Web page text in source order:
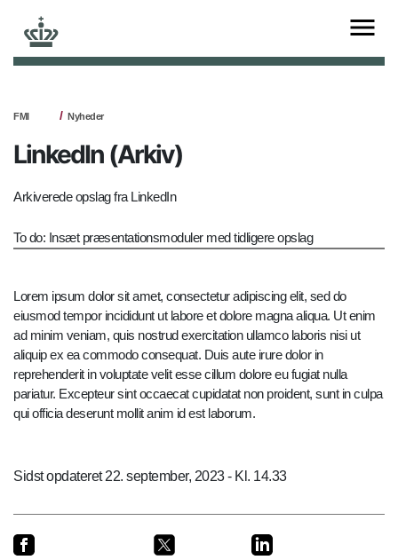
FMI Nyheder
LinkedIn (Arkiv)
Arkiverede opslag fra LinkedIn
To do: Insæt præsentationsmoduler med tidligere opslag
Lorem ipsum dolor sit amet, consectetur adipiscing elit, sed do
eiusmod tempor incididunt ut labore et dolore magna aliqua. Ut enim
ad minim veniam, quis nostrud exercitation ullamco laboris nisi ut
aliquip ex ea commodo consequat. Duis aute irure dolor in
reprehenderit in voluptate velit esse cillum dolore eu fugiat nulla
pariatur. Excepteur sint occaecat cupidatat non proident, sunt in culpa
qui officia deserunt mollit anim id est laborum.
Sidst opdateret 22. september, 2023 - Kl. 14.33